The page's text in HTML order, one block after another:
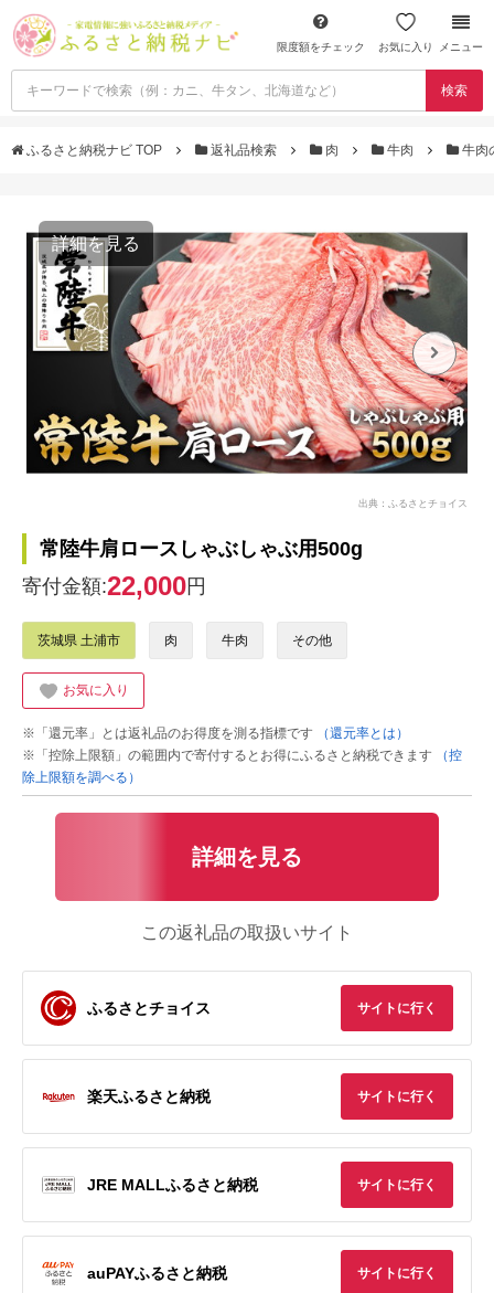
限度額をチェック お気に入り メニュー
検索
ふるさと納税ナビ TOP 返礼品検索 肉 牛肉 牛肉
詳細を見る
出典：ふるさとチョイス
常陸牛肩ロースしゃぶしゃぶ用500g
寄付金額:22,000円
茨城県 土浦市 肉 牛肉 その他
お気に入り
※「還元率」とは返礼品のお得度を測る指標です
（還元率とは）
※「控除上限額」の範囲内で寄付するとお得にふるさと納税できます
（控
除上限額を調べる）
詳細を見る
この返礼品の取扱いサイト
ふるさとチョイス サイトに行く
楽天ふるさと納税 サイトに行く
JRE MALLふるさと納税 サイトに行く
auPAYふるさと納税 サイトに行く